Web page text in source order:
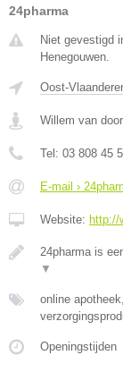
24pharma
Niet gevestigd
Henegouwen.
Oost-
Willem van
Tel: 03 808 45
E-mail ›
Website: http://
24pharma is
▼
online
Openingstijden